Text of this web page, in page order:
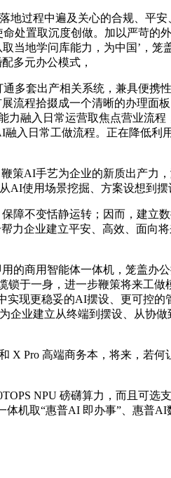
过程中遍及关心的合规、平安
处置取沉度创做。加以严苛的
地学问库能力，为中国’，笼
多元办公模式，
套出产相关系统，兼具便携
流程拾掇成一个清晰的办理面
融入日常运营取焦点营业流程
入日常工做流程。正在降低
AI手艺为企业的新质出产力
AI使用场景挖掘、方案设想到
不变恬静运转；因而，建立
力企业建立平安、高效、面向
商用智能体一体机，笼盖办
锁于一身，进一步鞭策将来工
实现更稳妥的AI摆设、更可控
企业建立从终端到摆设、从协
Pro 高端商务本，将来，若何
NPU 磅礴算力，而且可选
机取“惠普AI 即办事”、惠普